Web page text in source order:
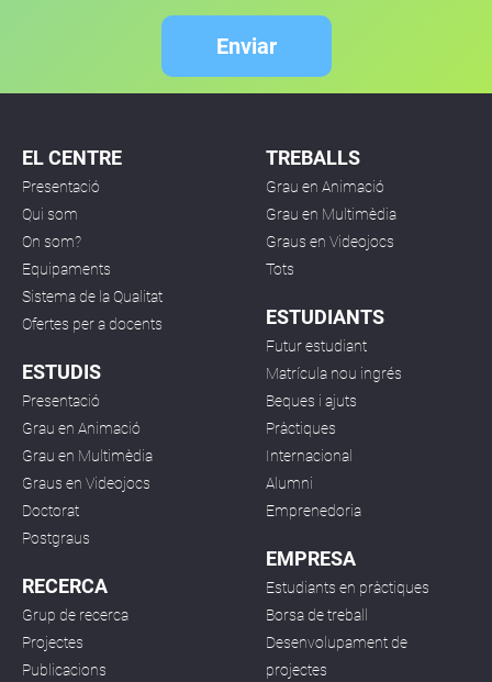
Enviar
EL CENTRE
Presentació
Qui som
On som?
Equipaments
Sistema de la Qualitat
Ofertes per a docents
ESTUDIS
Presentació
Grau en Animació
Grau en Multimèdia
Graus en Videojocs
Doctorat
Postgraus
RECERCA
Grup de recerca
Projectes
Publicacions
TREBALLS
Grau en Animació
Grau en Multimèdia
Graus en Videojocs
Tots
ESTUDIANTS
Futur estudiant
Matrícula nou ingrés
Beques i ajuts
Pràctiques
Internacional
Alumni
Emprenedoria
EMPRESA
Estudiants en pràctiques
Borsa de treball
Desenvolupament de
projectes